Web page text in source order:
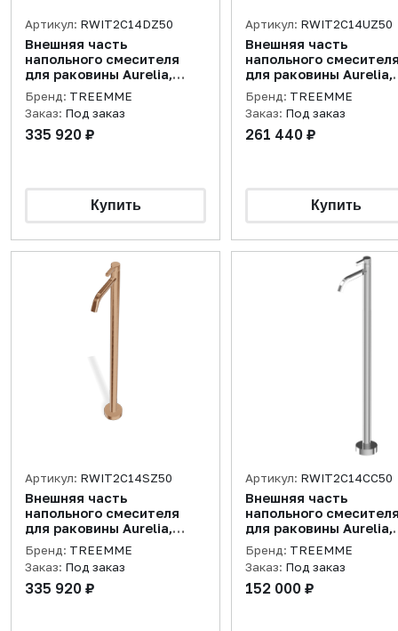
Артикул: RWIT2C14DZ50
Внешняя часть
напольного смесителя
для раковины Aurelia,
золото брашированное
Бренд: TREEMME
Заказ: Под заказ
335 920 ₽
Артикул: RWIT2C14UZ50
Внешняя часть
напольного
для раковины Aurelia,
латунь
Бренд: TREEMME
Заказ: Под заказ
261 440 ₽
Артикул: RWIT2C14SZ50
Внешняя часть
напольного смесителя
для раковины Aurelia,
розовое золото
брашированное
Бренд: TREEMME
Заказ: Под заказ
335 920 ₽
Артикул: RWIT2C14CC50
Внешняя часть
напольного
для раковины Aurelia,
хром
Бренд: TREEMME
Заказ: Под заказ
152 000 ₽